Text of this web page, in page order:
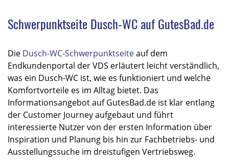
Schwerpunktseite Dusch-WC auf GutesBad.de
Die Dusch-WC-Schwerpunktseiteauf dem
Endkundenportal der VDS erläutert leicht verständlich,
was ein Dusch-WC ist, wie es funktioniert und welche
Komfortvorteile es im Alltag bietet. Das
Informationsangebot auf GutesBad.de ist klar entlang
der Customer Journey aufgebaut und führt
interessierte Nutzer von der ersten Information über
Inspiration und Planung bis hin zur Fachbetriebs- und
Ausstellungssuche im dreistufigen Vertriebsweg.​